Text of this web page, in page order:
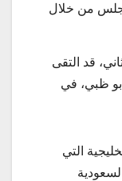
من خلال
قد التقى
ظبي، في
التي
أعلنت السعودية